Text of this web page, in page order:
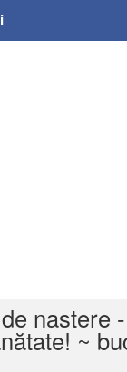
nastere
~